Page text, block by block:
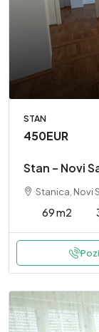
STAN
450EUR
Stan – Novi
Stanica, Novi
69 m2